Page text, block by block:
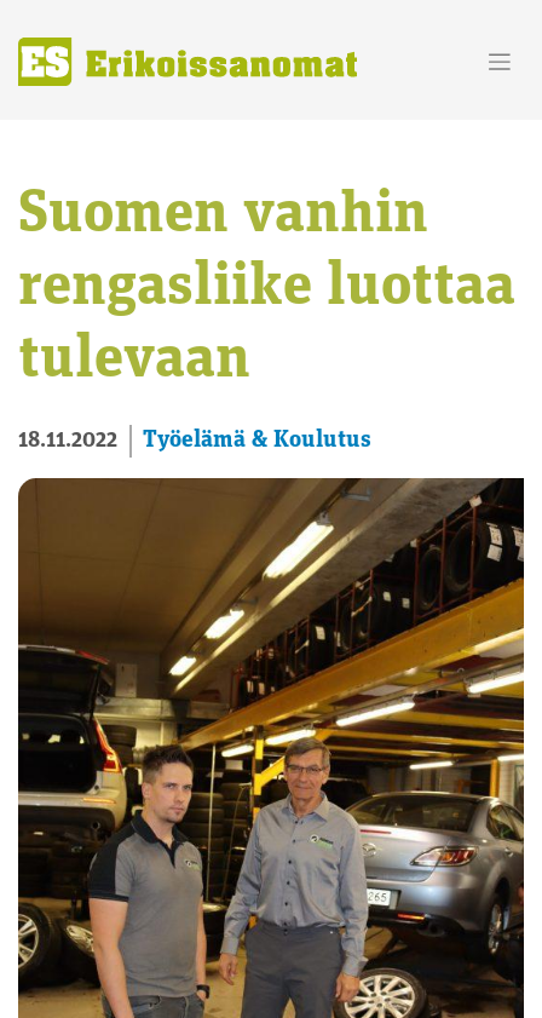
content
Suomen vanhin
rengasliike luottaa
tulevaan
18.11.2022 Työelämä & Koulutus